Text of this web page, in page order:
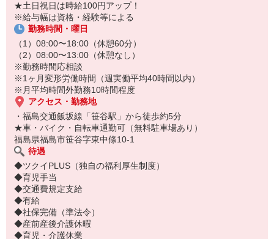
★土日祝日は時給100円アップ！
※給与幅は資格・経験等による
勤務時間・曜日
（1）08:00〜18:00（休憩60分）
（2）08:00〜13:00（休憩なし）
※勤務時間応相談
※1ヶ月変形労働時間（週実働平均40時間以内）
※月平均時間外勤務10時間程度
アクセス・勤務地
・福島交通飯坂線「笹谷駅」から徒歩約5分
★車・バイク・自転車通勤可（無料駐車場あり）
福島県福島市笹谷字東中條10-1
待遇
◆ツクイPLUS（独自の福利厚生制度）
◆育児手当
◆交通費規定支給
◆有給
◆社保完備（準法令）
◆産前産後介護休暇
◆育児・介護休業